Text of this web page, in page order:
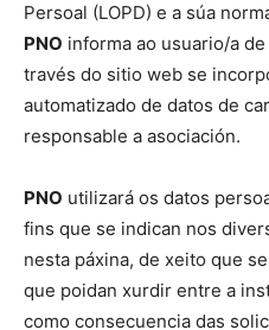
Persoal (LOPD) e a súa
PNO informa ao usuario/a
través do sitio web se
automatizado de datos de
responsable a asociación.
PNO utilizará os datos
fins que se indican nos
nesta páxina, de xeito que
que poidan xurdir entre a
como consecuencia das